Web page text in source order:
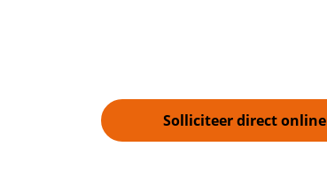
Solliciteer direct online